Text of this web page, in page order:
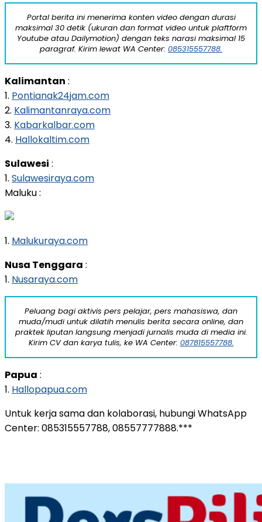
Portal berita ini menerima konten video dengan durasi
maksimal 30 detik (ukuran dan format video untuk plaftform
Youtube atau Dailymotion) dengan teks narasi maksimal 15
paragraf. Kirim lewat WA Center: 085315557788.
Kalimantan :
1. Pontianak24jam.com
2. Kalimantanraya.com
3. Kabarkalbar.com
4. Hallokaltim.com
Sulawesi :
1. Sulawesiraya.com
Maluku :
1. Malukuraya.com
Nusa Tenggara :
1. Nusaraya.com
Peluang bagi aktivis pers pelajar, pers mahasiswa, dan
muda/mudi untuk dilatih menulis berita secara online, dan
praktek liputan langsung menjadi jurnalis muda di media ini.
Kirim CV dan karya tulis, ke WA Center: 087815557788.
Papua :
1. Hallopapua.com
Untuk kerja sama dan kolaborasi, hubungi WhatsApp
Center: 085315557788, 08557777888.***